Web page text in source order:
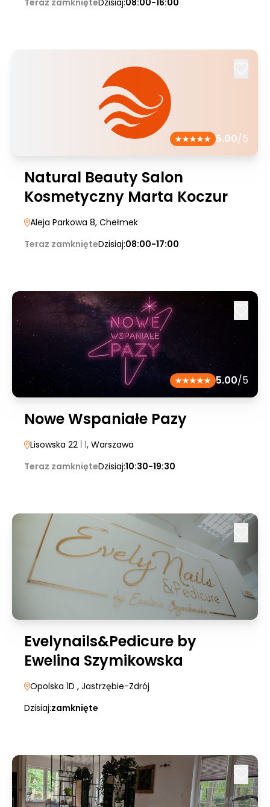
Teraz zamknięteDzisiaj:08:00-16:00
5.00/5
Natural Beauty Salon
Kosmetyczny Marta Koczur
Aleja Parkowa 8, Chełmek
Teraz zamknięteDzisiaj:08:00-17:00
5.00/5
Nowe Wspaniałe Pazy
Lisowska 22 | 1, Warszawa
Teraz zamknięteDzisiaj:10:30-19:30
Evelynails&Pedicure by
Ewelina Szymikowska
Opolska 1D , Jastrzębie-Zdrój
Dzisiaj:zamknięte